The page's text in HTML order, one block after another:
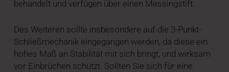
behandelt und verfügen über einen Messingstift.
Des Weiteren sollte insbesondere auf die 3-Punkt-
Schließmechanik eingegangen werden, da diese ein
hohes Maß an Stabilität mit sich bringt, und wirksam
vor Einbrüchen schützt. Sollten Sie sich für eine